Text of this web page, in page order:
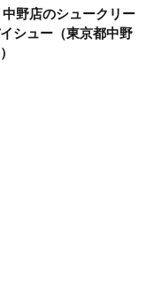
中野店のシュークリー
シュー（東京都中野